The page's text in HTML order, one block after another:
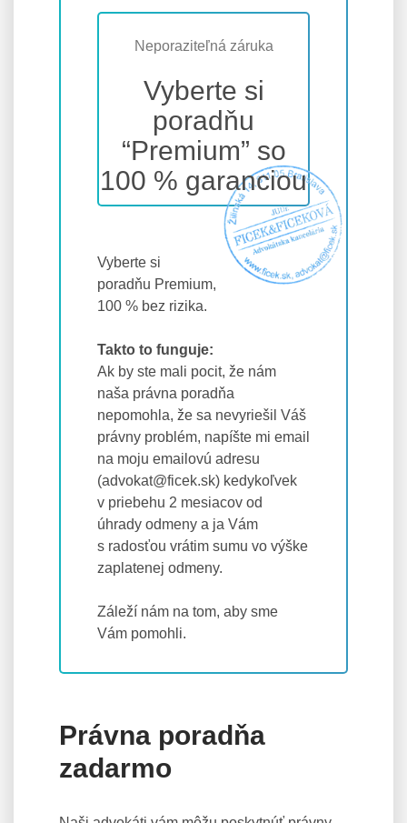
Neporaziteľná záruka
Vyberte si
poradňu
“Premium” so
100 % garanciou
Vyberte si
poradňu Premium,
100 % bez rizika.
Takto to funguje:
Ak by ste mali pocit, že nám
naša právna poradňa
nepomohla, že sa nevyriešil Váš
právny problém, napíšte mi email
na moju emailovú adresu
(advokat@ficek.sk) kedykoľvek
v priebehu 2 mesiacov od
úhrady odmeny a ja Vám
s radosťou vrátim sumu vo výške
zaplatenej odmeny.
Záleží nám na tom, aby sme
Vám pomohli.
Právna poradňa
zadarmo